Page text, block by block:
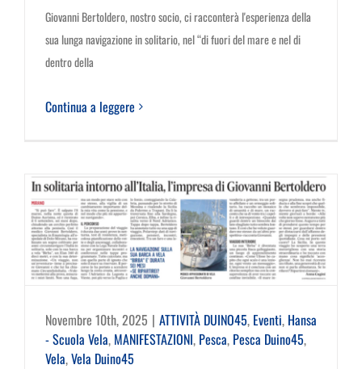
Giovanni Bertoldero, nostro socio, ci racconterà l'esperienza della
sua lunga navigazione in solitario, nel “di fuori del mare e nel di
dentro della
Continua a leggere
Novembre 10th, 2025 | ATTIVITÀ DUINO45, Eventi, Hansa
- Scuola Vela, MANIFESTAZIONI, Pesca, Pesca Duino45,
Vela,Vela Duino45